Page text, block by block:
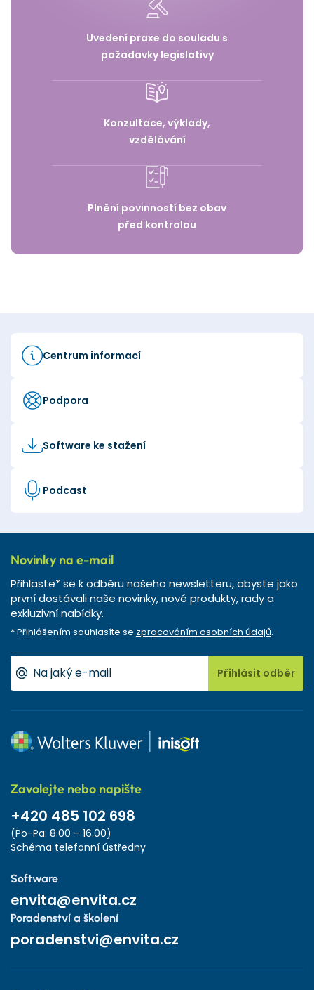
Uvedení praxe do souladu s
požadavky legislativy
Konzultace, výklady,
vzdělávání
Plnění povinností bez obav
před kontrolou
Centrum informací
Podpora
Software ke stažení
Podcast
Novinky na e-mail
Přihlaste* se k odběru našeho newsletteru, abyste jako
první dostávali naše novinky, nové produkty, rady a
exkluzivní nabídky.
* Přihlášením souhlasíte se zpracováním osobních údajů.
Přihlásit odběr
Zavolejte nebo napište
+420 485 102 698
(Po-Pa: 8.00 – 16.00)
Schéma telefonní ústředny
Software
envita@envita.cz
Poradenství a školení
poradenstvi@envita.cz